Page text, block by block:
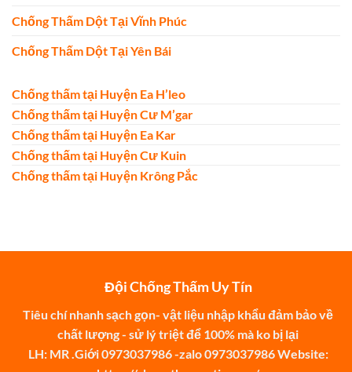
Chống Thấm Dột Tại Vĩnh Phúc
Chống Thấm Dột Tại Yên Bái
Chống thấm tại Huyện Ea H’leo
Chống thấm tại Huyện Cư M’gar
Chống thấm tại Huyện Ea Kar
Chống thấm tại Huyện Cư Kuin
Chống thấm tại Huyện Krông Pắc
Đội Chống Thấm Uy Tín
Tiêu chí nhanh sạch gọn- vật liệu nhập khẩu đảm bảo về
chất lượng - sử lý triệt để 100% mà ko bị lại
LH: MR .Giới 0973037986 -zalo 0973037986 Website: